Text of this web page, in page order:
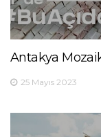
Antakya
25 Mayıs 2023